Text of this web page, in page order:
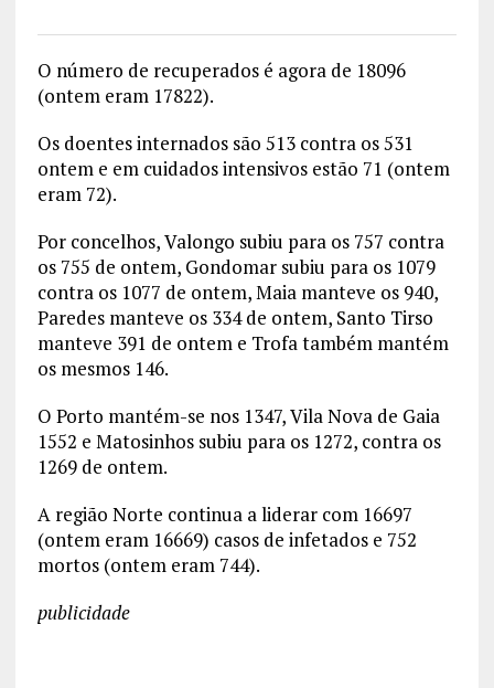
O número de recuperados é agora de 18096
(ontem eram 17822).
Os doentes internados são 513 contra os 531
ontem e em cuidados intensivos estão 71 (ontem
eram 72).
Por concelhos, Valongo subiu para os 757 contra
os 755 de ontem, Gondomar subiu para os 1079
contra os 1077 de ontem, Maia manteve os 940,
Paredes manteve os 334 de ontem, Santo Tirso
manteve 391 de ontem e Trofa também mantém
os mesmos 146.
O Porto mantém-se nos 1347, Vila Nova de Gaia
1552 e Matosinhos subiu para os 1272, contra os
1269 de ontem.
A região Norte continua a liderar com 16697
(ontem eram 16669) casos de infetados e 752
mortos (ontem eram 744).
publicidade